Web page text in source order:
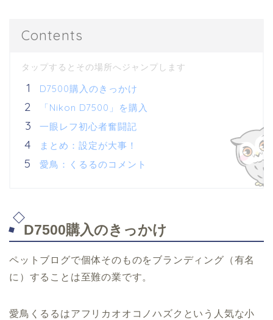
Contents
D7500購入のきっかけ
「Nikon D7500」を購入
一眼レフ初心者奮闘記
まとめ：設定が大事！
愛鳥：くるるのコメント
D7500購入のきっかけ
ペットブログで個体そのものをブランディング（有名
に）することは至難の業です。
愛鳥くるるはアフリカオオコノハズクという人気な小